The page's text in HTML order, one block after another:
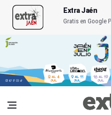
Extra Jaén
Gratis en Google